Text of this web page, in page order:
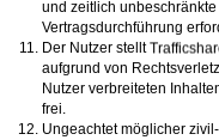
und zeitlich
Vertragsdurchführung
Der Nutzer stellt
aufgrund von
Nutzer verbreiteten
frei.
Ungeachtet möglicher